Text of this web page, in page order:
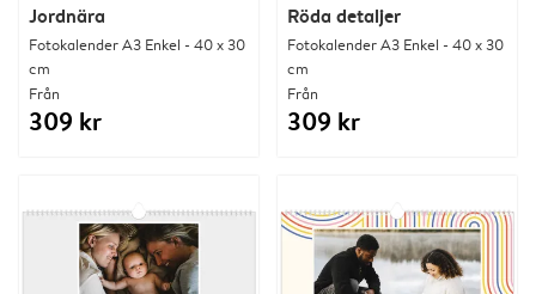
Jordnära
Fotokalender A3 Enkel - 40 x 30
cm
Från
309 kr
Röda detaljer
Fotokalender A3 Enkel - 40 x 30
cm
Från
309 kr